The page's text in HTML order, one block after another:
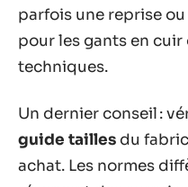
parfois une reprise
pour les gants en cuir
techniques.
Un dernier conseil :
guide tailles du
achat. Les normes